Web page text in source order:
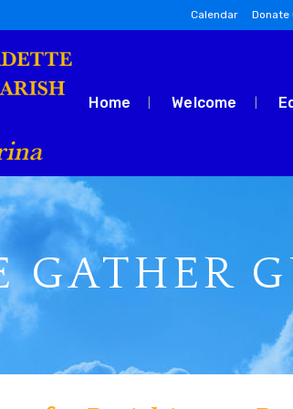
Calendar Donate
Home Welcome
GATHER